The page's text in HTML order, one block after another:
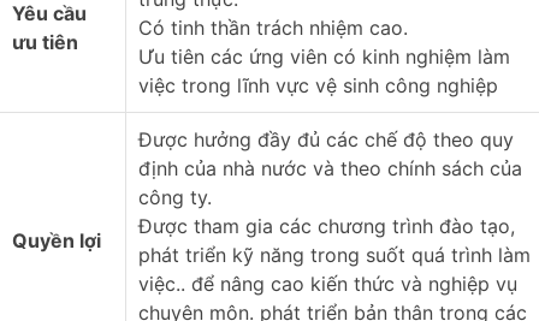
Yêu cầu
ưu tiên
Có tinh thần trách nhiệm cao.
Ưu tiên các ứng viên có kinh nghiệm làm
việc trong lĩnh vực vệ sinh công nghiệp
Quyền lợi
Được hưởng đầy đủ các chế độ theo quy
định của nhà nước và theo chính sách của
công ty.
Được tham gia các chương trình đào tạo,
phát triển kỹ năng trong suốt quá trình làm
việc.. để nâng cao kiến thức và nghiệp vụ
chuyên môn. phát triển bản thân trong các